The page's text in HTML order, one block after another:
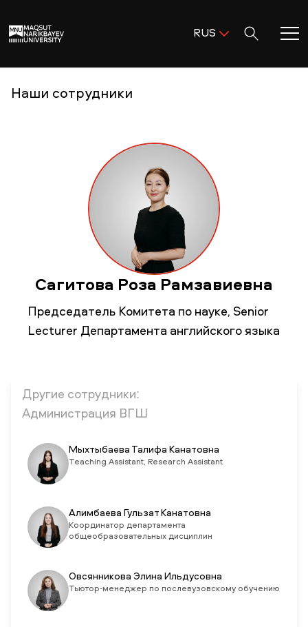
RUS
Главная
Академическая деятельность
Исследования и наука
Поступление и помощь
Жизнь в MNU
Наши сотрудники
Сагитова Роза Рамзавиевна
Председатель Комитета по науке, Senior
Lecturer Департамента английского языка
Другие сотрудники:
Администрация ВГШ
Мыхтыбаева Талифа Канатовна
Teaching Assistant, Research Assistant
Алимбаева Гульзат Канатовна
Координатор департамента
общеобразовательных дисциплин
Овсянникова Элина Ильдусовна
Тьютор-менеджер по послевузовскому обучению